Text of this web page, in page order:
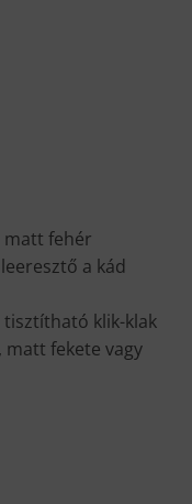
matt fehér
a kád
klik-klak
fekete vagy